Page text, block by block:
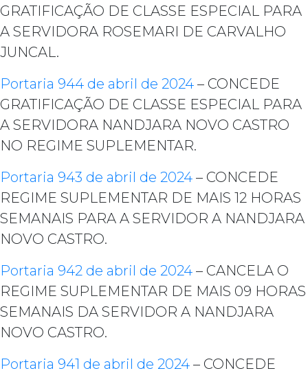
GRATIFICAÇÃO DE CLASSE ESPECIAL PARA
A SERVIDORA ROSEMARI DE CARVALHO
JUNCAL.
Portaria 944 de abril de 2024 – CONCEDE
GRATIFICAÇÃO DE CLASSE ESPECIAL PARA
A SERVIDORA NANDJARA NOVO CASTRO
NO REGIME SUPLEMENTAR.
Portaria 943 de abril de 2024 – CONCEDE
REGIME SUPLEMENTAR DE MAIS 12 HORAS
SEMANAIS PARA A SERVIDOR A NANDJARA
NOVO CASTRO.
Portaria 942 de abril de 2024 – CANCELA O
REGIME SUPLEMENTAR DE MAIS 09 HORAS
SEMANAIS DA SERVIDOR A NANDJARA
NOVO CASTRO.
Portaria 941 de abril de 2024 – CONCEDE